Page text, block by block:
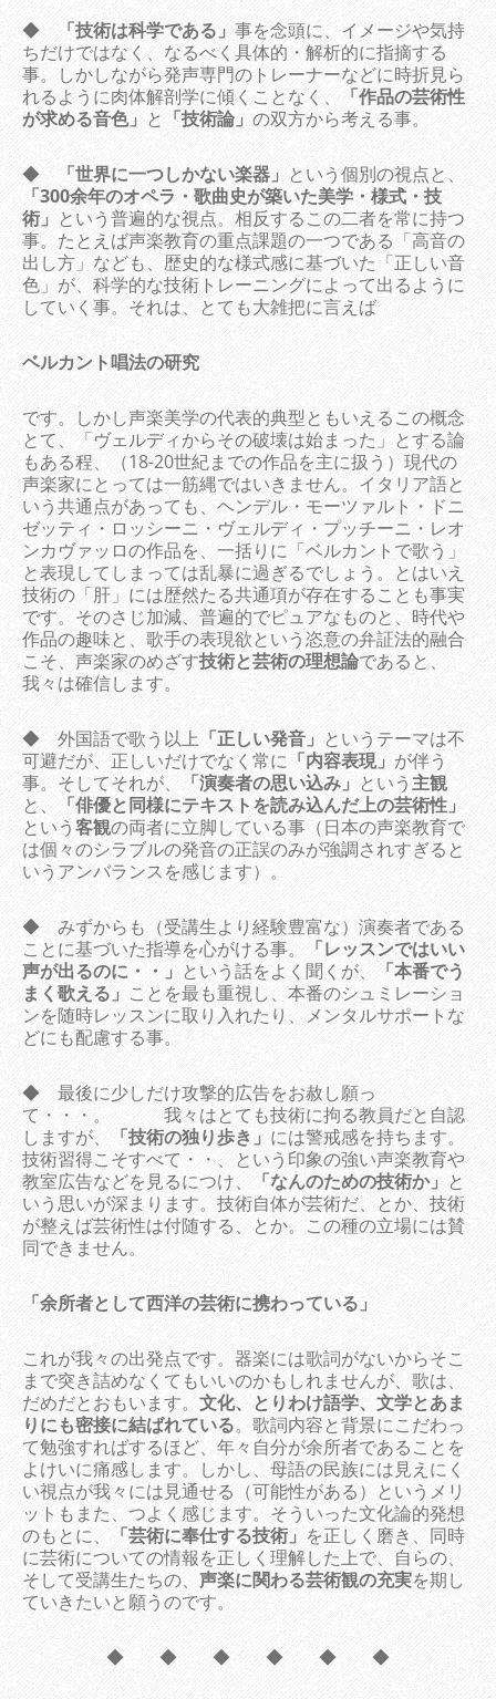
◆ 「技術は科学である」 事を念頭に、イメージや気持
ちだけではなく、なるべく具体的・解析的に指摘する
事。しかしながら発声専門のトレーナーなどに時折見ら
れるように肉体解剖学に傾くことなく、
「作品の芸術性
が求める音色」 と 「技術論」 の双方から考える事。
◆ 「世界に一つしかない楽器」 という個別の視点と、
「300余年のオペラ・歌曲史が築いた美学・様式・技
術」 という普遍的な視点。相反するこの二者を常に持つ
事。たとえば声楽教育の重点課題の一つである「高音の
出し方」なども、歴史的な様式感に基づいた「正しい音
色」が、科学的な技術トレーニングによって出るように
していく事。それは、とても大雑把に言えば
ベルカント唱法の研究
です。しかし声楽美学の代表的典型ともいえるこの概念
とて、「ヴェルディからその破壊は始まった」とする論
もある程、（18-20世紀までの作品を主に扱う）現代の
声楽家にとっては一筋縄ではいきません。イタリア語と
いう共通点があっても、ヘンデル・モーツァルト・ドニ
ゼッティ・ロッシーニ・ヴェルディ・プッチーニ・レオ
ンカヴァッロの作品を、一括りに「ベルカントで歌う」
と表現してしまっては乱暴に過ぎるでしょう。とはいえ
技術の「肝」には歴然たる共通項が存在することも事実
です。そのさじ加減、普遍的でピュアなものと、時代や
作品の趣味と、歌手の表現欲という恣意の弁証法的融合
こそ、声楽家のめざす技術と芸術の理想論であると、
我々は確信します。
◆ 外国語で歌う以上 「正しい発音」 というテーマは不
可避だが、正しいだけでなく常に 「内容表現」 が伴う
事。そしてそれが、
「演奏者の思い込み」 という主観
と、
「俳優と同様にテキストを読み込んだ上の芸術性」
という客観の両者に立脚している事（日本の声楽教育で
は個々のシラブルの発音の正誤のみが強調されすぎると
いうアンバランスを感じます）。
◆ みずからも（受講生より経験豊富な）演奏者である
ことに基づいた指導を心がける事。
「レッスンではいい
声が出るのに・・」 という話をよく聞くが、
「本番でう
まく歌える」 ことを最も重視し、本番のシュミレーショ
ンを随時レッスンに取り入れたり、メンタルサポートな
どにも配慮する事。
◆ 最後に少しだけ攻撃的広告をお赦し願っ
て・・・。 我々はとても技術に拘る教員だと自認
しますが、
「技術の独り歩き」 には警戒感を持ちます。
技術習得こそすべて・・、という印象の強い声楽教育や
教室広告などを見るにつけ、
「なんのための技術か」 と
いう思いが深まります。技術自体が芸術だ、とか、技術
が整えば芸術性は付随する、とか。この種の立場には賛
同できません。
「余所者として西洋の芸術に携わっている」
これが我々の出発点です。器楽には歌詞がないからそこ
まで突き詰めなくてもいいのかもしれませんが、歌は、
だめだとおもいます。 文化、とりわけ語学、文学とあま
りにも密接に結ばれている。歌詞内容と背景にこだわっ
て勉強すればするほど、年々自分が余所者であることを
よけいに痛感します。しかし、母語の民族には見えにく
い視点が我々には見通せる（可能性がある）というメリ
ットもまた、つよく感じます。そういった文化論的発想
のもとに、
「芸術に奉仕する技術」 を正しく磨き、同時
に芸術についての情報を正しく理解した上で、自らの、
そして受講生たちの、 声楽に関わる芸術観の充実を期し
ていきたいと願うのです。
◆ ◆ ◆ ◆ ◆ ◆